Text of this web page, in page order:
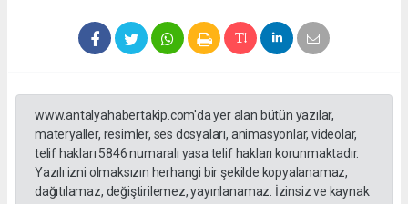
www.antalyahabertakip.com'da yer alan bütün yazılar,
materyaller, resimler, ses dosyaları, animasyonlar, videolar,
telif hakları 5846 numaralı yasa telif hakları korunmaktadır.
Yazılı izni olmaksızın herhangi bir şekilde kopyalanamaz,
dağıtılamaz, değiştirilemez, yayınlanamaz. İzinsiz ve kaynak